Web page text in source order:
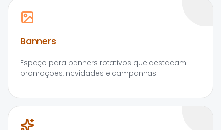
Banners
Espaço para banners rotativos que destacam
promoções, novidades e campanhas.